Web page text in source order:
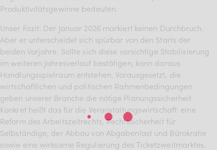
Produktivitätsgewinne bedeuten.
Unser Fazit: Der Januar 2026 markiert keinen Durchbruch.
Aber er unterscheidet sich spürbar von den Starts der
beiden Vorjahre. Sollte sich diese vorsichtige Stabilisierung
im weiteren Jahresverlauf bestätigen, kann daraus
Handlungsspielraum entstehen. Vorausgesetzt, die
wirtschaftlichen und politischen Rahmenbedingungen
geben unserer Branche die nötige Planungssicherheit.
Konkret heißt das für die Veranstaltungswirtschaft: eine
Reform des Arbeitszeitrechts, Rechtssicherheit für
Selbständige, der Abbau von Abgabenlast und Bürokratie
sowie eine wirksame Regulierung des Ticketzweitmarktes.